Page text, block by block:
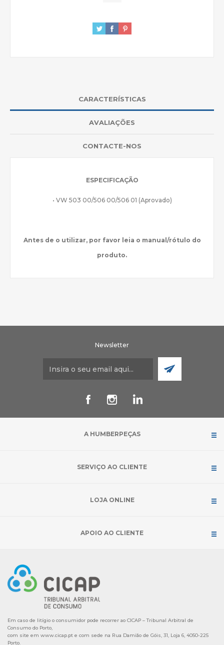
CARACTERÍSTICAS
AVALIAÇÕES
CONTACTE-NOS
ESPECIFICAÇÃO
• VW 503 00/506 00/506 01 (Aprovado)
Antes de o utilizar, por favor leia o manual/rótulo do
produto.
Newsletter
A HUMBERPEÇAS
SERVIÇO AO CLIENTE
LOJA ONLINE
APOIO AO CLIENTE
Em caso de litígio o consumidor pode recorrer ao CICAP – Tribunal Arbitral de
Consumo do Porto,
com site em www.cicap.pt e com sede na Rua Damião de Góis, 31, Loja 6, 4050-225
Porto.